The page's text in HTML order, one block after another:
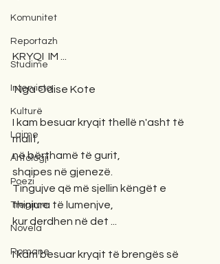
Komunitet
Reportazh
Studime
Intervista
Kulturë
Lajme
Antologji
Poezi
Tregime
Novela
Romane
KRYQI  IM ...
Nga Odise Kote
I kam besuar kryqit thellë n'asht të
malit,
në bërthamë të gurit,
shqipes në gjenezë.
Tingujve që më sjellin këngët e
thinjura të lumenjve,
kur derdhen në det ...
I kam besuar kryqit të brengës së